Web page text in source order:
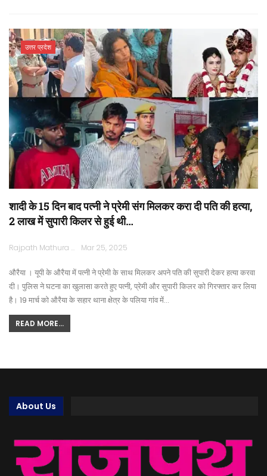
उत्तर प्रदेश
शादी के 15 दिन बाद पत्नी ने प्रेमी संग मिलकर करा दी पति की हत्या,
2 लाख में सुपारी किलर से हुई थी…
Rajpath Mathura Mar 25, 2025
औरैया । यूपी के औरैया में पत्नी ने प्रेमी के साथ मिलकर अपने पति की सुपारी देकर हत्या करवा
दी। पुलिस ने घटना का खुलासा करते हुए पत्नी, प्रेमी और सुपारी किलर को गिरफ्तार कर लिया
है। 19 मार्च को औरैया के सहार थाना क्षेत्र के पलिया गांव में…
READ MORE...
About Us